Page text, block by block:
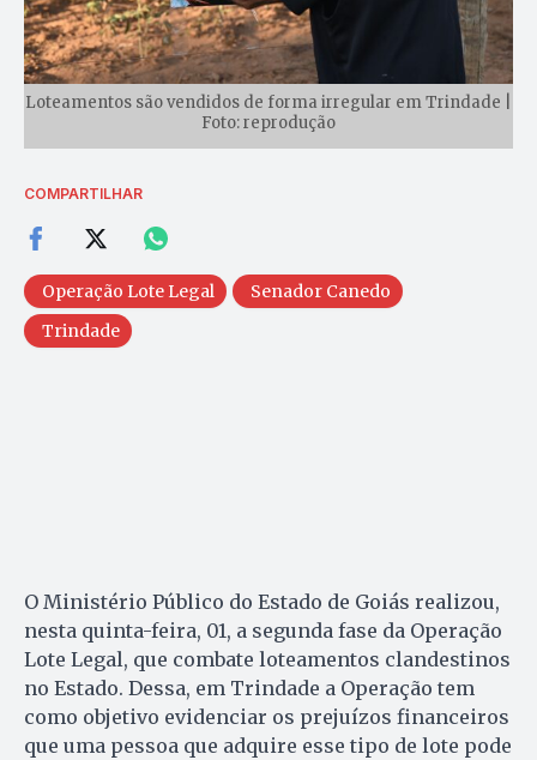
Loteamentos são vendidos de forma irregular em Trindade |
Foto: reprodução
COMPARTILHAR
Operação Lote Legal
Senador Canedo
Trindade
O Ministério Público do Estado de Goiás realizou,
nesta quinta-feira, 01, a segunda fase da Operação
Lote Legal, que combate loteamentos clandestinos
no Estado. Dessa, em Trindade a Operação tem
como objetivo evidenciar os prejuízos financeiros
que uma pessoa que adquire esse tipo de lote pode